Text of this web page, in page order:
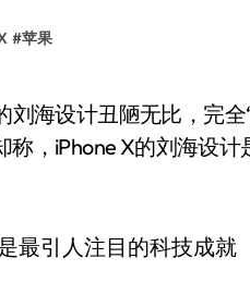
#苹果
，iPhone X的刘海设